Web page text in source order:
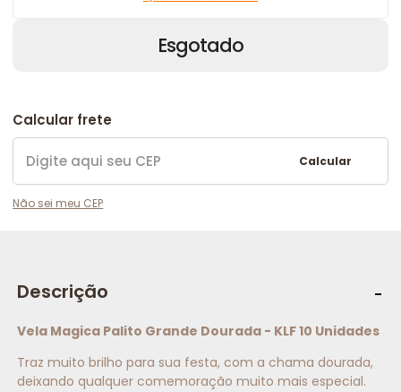
Esgotado
Calcular frete
Calcular
Não sei meu CEP
Descrição
Vela Magica Palito Grande Dourada - KLF 10 Unidades
Traz muito brilho para sua festa, com a chama dourada,
deixando qualquer comemoração muito mais especial.